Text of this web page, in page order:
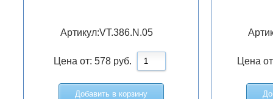
Артикул:VT.386.N.05
Цена от: 578 руб.
Добавить в корзину
Цена